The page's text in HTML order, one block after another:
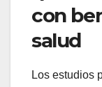
con
salud
Los estudios